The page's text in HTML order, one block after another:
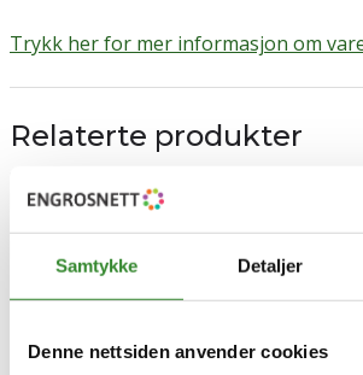
Samtykke Detaljer
Denne nettsiden anvender cookies
Trykk her for mer informasjon om
Relaterte produkter